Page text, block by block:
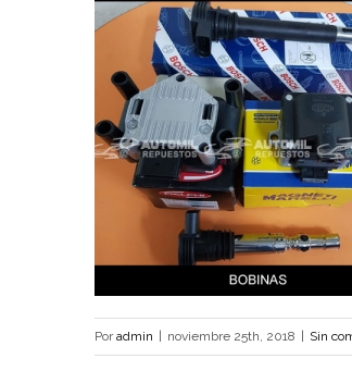
Poradmin noviembre 25th, 2018 Sin